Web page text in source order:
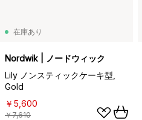
在庫あり
Nordwik | ノードウィック
Lily ノンスティックケーキ型,
Gold
￥5,600
￥7,610